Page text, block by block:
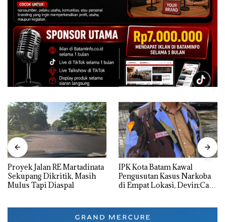
Proyek Jalan RE Martadinata
Sekupang Dikritik, Masih
Mulus Tapi Diaspal
IPK Kota Batam Kawal
Pengusutan Kasus Narkoba
di Empat Lokasi, Devin:Cari